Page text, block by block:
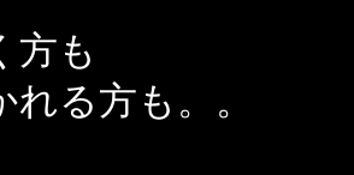
方も
れる方も。。